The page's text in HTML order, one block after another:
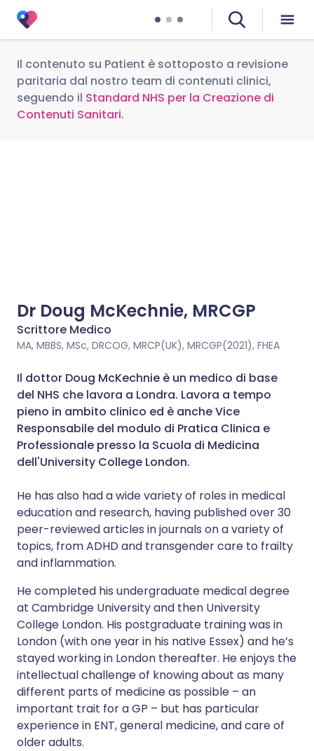
Il contenuto su Patient è sottoposto a revisione
paritaria dal nostro team di contenuti clinici,
seguendo il Standard NHS per la Creazione di
Contenuti Sanitari.
Dr Doug McKechnie, MRCGP
Scrittore Medico
MA, MBBS, MSc, DRCOG, MRCP(UK), MRCGP(2021), FHEA
Il dottor Doug McKechnie è un medico di base
del NHS che lavora a Londra. Lavora a tempo
pieno in ambito clinico ed è anche Vice
Responsabile del modulo di Pratica Clinica e
Professionale presso la Scuola di Medicina
dell'University College London.
He has also had a wide variety of roles in medical
education and research, having published over 30
peer-reviewed articles in journals on a variety of
topics, from ADHD and transgender care to frailty
and inflammation.
He completed his undergraduate medical degree
at Cambridge University and then University
College London. His postgraduate training was in
London (with one year in his native Essex) and he’s
stayed working in London thereafter. He enjoys the
intellectual challenge of knowing about as many
different parts of medicine as possible – an
important trait for a GP – but has particular
experience in ENT, general medicine, and care of
older adults.